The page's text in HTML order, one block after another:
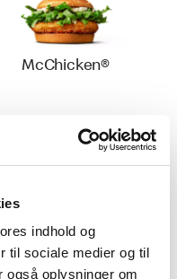
indhold og
til sociale medier og til
også oplysninger om
McChicken®